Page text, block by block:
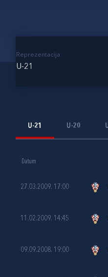
Reprezentacija
U-21
U-21 U-20
Datum
27.03.2009. 17:00
11.02.2009. 14:45
09.09.2008. 19:00